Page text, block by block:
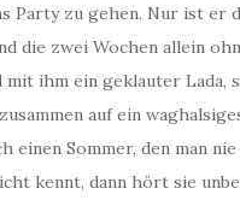
Party zu gehen. Nur ist
die zwei Wochen allein
ihm ein geklauter Lada,
auf ein
einen Sommer, den man
kennt, dann hört sie